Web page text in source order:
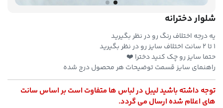
شلوار دخترانه
یه درجه اختلاف رنگ رو در نظر بگیرید
۱ تا ۲ سانت اختلاف سایز رو در نظر بگیرید
حتما سایز رو چک کنید دخترا ❤️
راهنمای سایز قسمت توضیحات هر محصول درج شده
توجه داشته باشید لیبل در لباس ها متفاوت است بر اساس سانت
های اعلام شده ارسال می گردد.